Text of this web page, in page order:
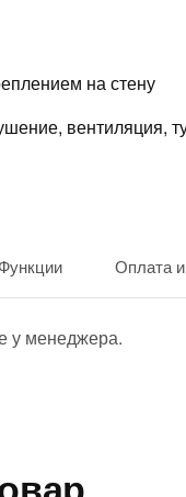
на стену
вентиляция,
Функции Оплата
у менеджера.